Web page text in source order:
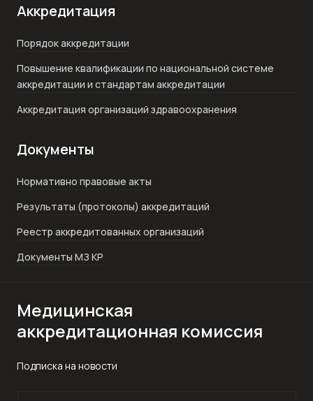
Аккредитация
Порядок аккредитации
Повышение квалификации по национальной системе
аккредитации и стандартам аккредитации
Аккредитация организаций здравоохранения
Документы
Нормативно правовые акты
Результаты (протоколы) аккредитаций
Реестр аккредитованных организаций
Документы МЗ КР
Медицинская
аккредитационная комиссия
Подписка на новости